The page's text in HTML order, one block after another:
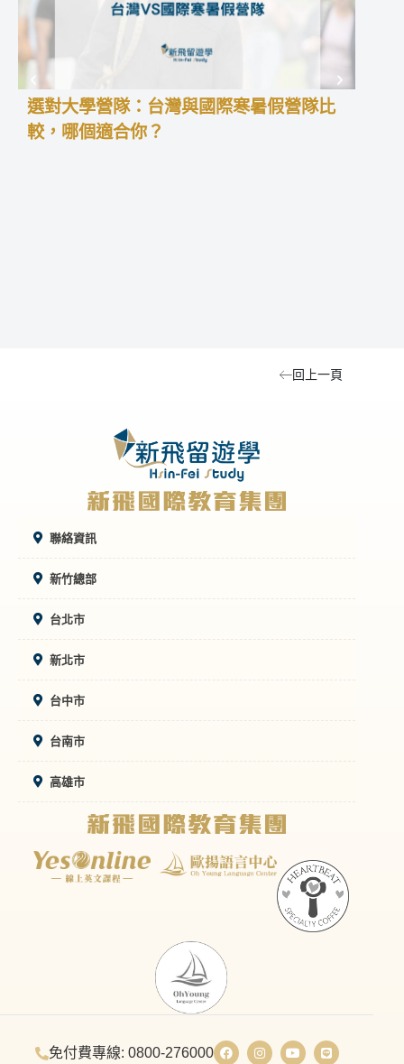
選對大學營隊：台灣與國際寒暑假營隊比
較，哪個適合你？
回上一頁
聯絡資訊
新竹總部
台北市
新北市
台中市
台南市
高雄市
免付費專線: 0800-276000